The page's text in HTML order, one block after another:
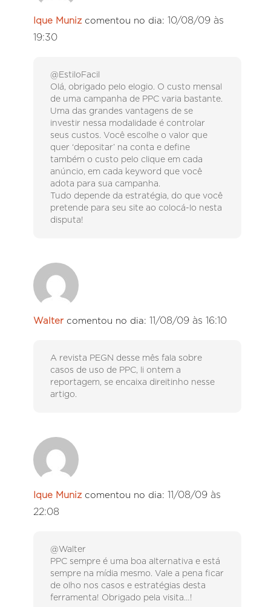
Ique Muniz comentou no dia: 10/08/09 às
19:30
@EstiloFacil
Olá, obrigado pelo elogio. O custo mensal
de uma campanha de PPC varia bastante.
Uma das grandes vantagens de se
investir nessa modalidade é controlar
seus custos. Você escolhe o valor que
quer ‘depositar’ na conta e define
também o custo pelo clique em cada
anúncio, em cada keyword que você
adota para sua campanha.
Tudo depende da estratégia, do que você
pretende para seu site ao colocá-lo nesta
disputa!
Walter comentou no dia: 11/08/09 às 16:10
A revista PEGN desse mês fala sobre
casos de uso de PPC, li ontem a
reportagem, se encaixa direitinho nesse
artigo.
Ique Muniz comentou no dia: 11/08/09 às
22:08
@Walter
PPC sempre é uma boa alternativa e está
sempre na mídia mesmo. Vale a pena ficar
de olho nos casos e estratégias desta
ferramenta! Obrigado pela visita…!